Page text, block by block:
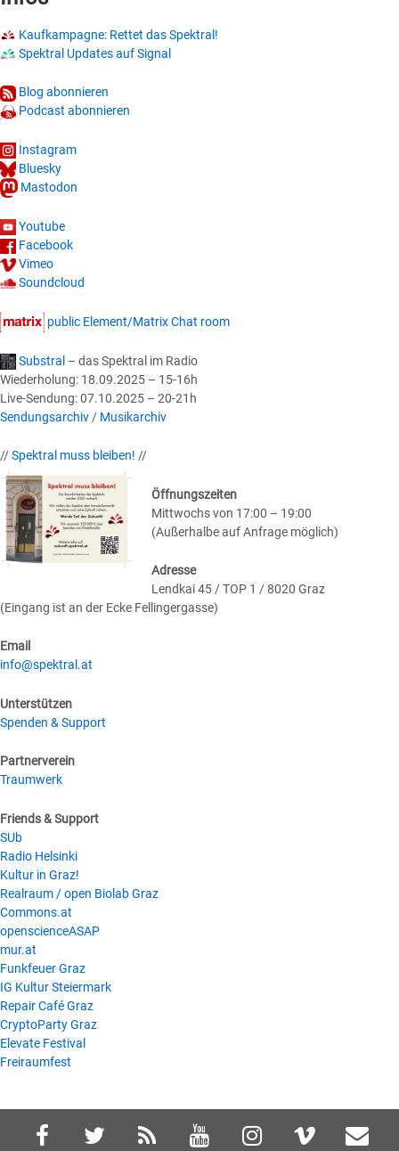
Kaufkampagne: Rettet das Spektral!
Spektral Updates auf Signal
Blog abonnieren
Podcast abonnieren
Instagram
Bluesky
Mastodon
Youtube
Facebook
Vimeo
Soundcloud
public Element/Matrix Chat room
Substral – das Spektral im Radio
Wiederholung: 18.09.2025 – 15-16h
Live-Sendung: 07.10.2025 – 20-21h
Sendungsarchiv / Musikarchiv
//Spektral muss bleiben! //
Öffnungszeiten
Mittwochs von 17:00 – 19:00
(Außerhalbe auf Anfrage möglich)
Adresse
Lendkai 45 / TOP 1 / 8020 Graz
(Eingang ist an der Ecke Fellingergasse)
Email
info@spektral.at
Unterstützen
Spenden & Support
Partnerverein
Traumwerk
Friends & Support
SUb
Radio Helsinki
Kultur in Graz!
Realraum / open Biolab Graz
Commons.at
openscienceASAP
mur.at
Funkfeuer Graz
IG Kultur Steiermark
Repair Café Graz
CryptoParty Graz
Elevate Festival
Freiraumfest